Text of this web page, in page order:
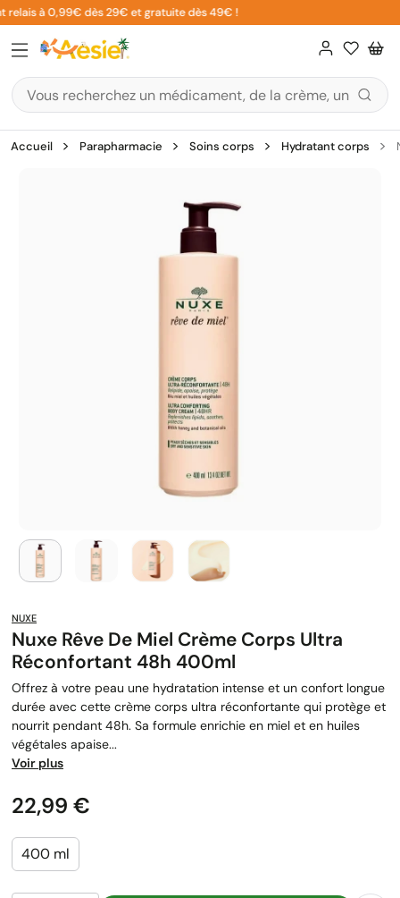
Aller
au
contenu
à 0,99€ dès 29€ et gratuite dès 49€ !
Accueil Parapharmacie Soins corps Hydratant corps
NUXE
Nuxe Rêve De Miel Crème Corps Ultra
Réconfortant 48h 400ml
Offrez à votre peau une hydratation intense et un confort longue
durée avec cette crème corps ultra réconfortante qui protège et
nourrit pendant 48h. Sa formule enrichie en miel et en huiles
végétales apaise...
Voir plus
Prix
22,99 €
400 ml